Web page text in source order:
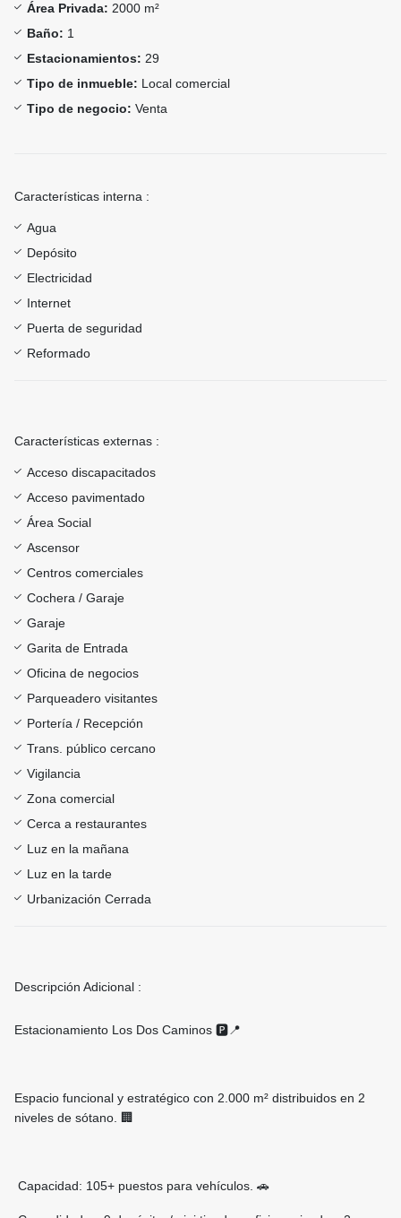
Área Privada: 2000 m²
Baño: 1
Estacionamientos: 29
Tipo de inmueble: Local comercial
Tipo de negocio: Venta
Características interna :
Agua
Depósito
Electricidad
Internet
Puerta de seguridad
Reformado
Características externas :
Acceso discapacitados
Acceso pavimentado
Área Social
Ascensor
Centros comerciales
Cochera / Garaje
Garaje
Garita de Entrada
Oficina de negocios
Parqueadero visitantes
Portería / Recepción
Trans. público cercano
Vigilancia
Zona comercial
Cerca a restaurantes
Luz en la mañana
Luz en la tarde
Urbanización Cerrada
Descripción Adicional :
Estacionamiento Los Dos Caminos 🅿️📍
Espacio funcional y estratégico con 2.000 m² distribuidos en 2
niveles de sótano. 🏢
Capacidad: 105+ puestos para vehículos. 🚗